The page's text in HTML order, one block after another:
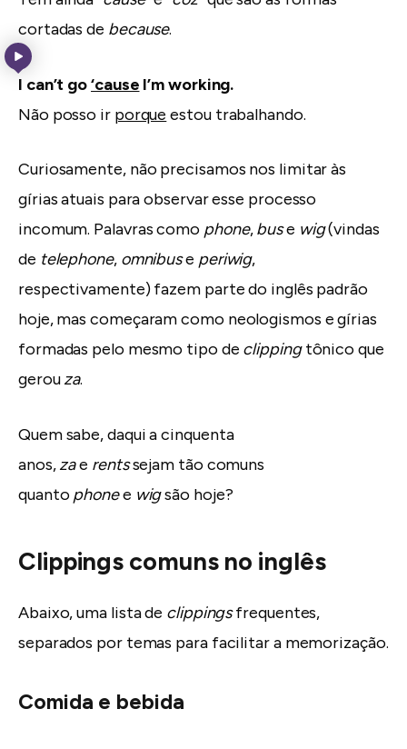
cortadas de because.
I can’t go‘cause I’m working.
Não posso ir porque estou trabalhando.
Curiosamente, não precisamos nos limitar às
gírias atuais para observar esse processo
incomum. Palavras como phone,buse wig(vindas
de telephone, omnibuse periwig,
respectivamente) fazem parte do inglês padrão
hoje, mas começaram como neologismos e gírias
formadas pelo mesmo tipo de clippingtônico que
gerouza.
Quem sabe, daqui a cinquenta
anos,zae rentssejam tão comuns
quantophonee wigsão hoje?
Clippings comuns no inglês
Abaixo, uma lista de clippingsfrequentes,
separados por temas para facilitar a memorização.
Comida e bebida